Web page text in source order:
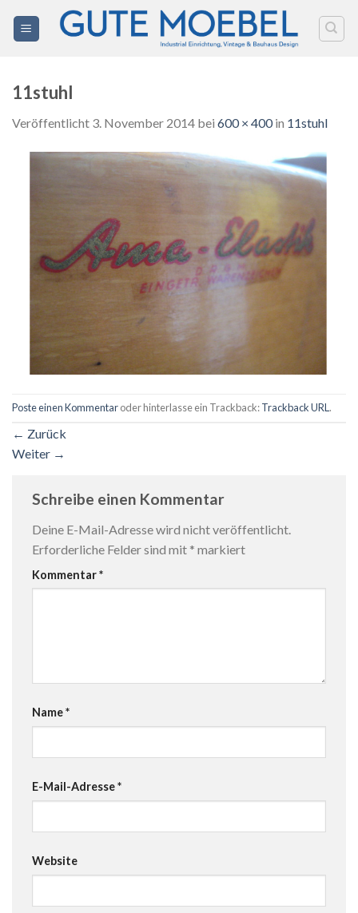
Inhalt
11stuhl
Veröffentlicht 3. November 2014 bei 600 × 400in 11stuhl
Poste einen Kommentaroder hinterlasse ein Trackback:Trackback URL.
← Zurück
Weiter →
Schreibe einen Kommentar
Deine E-Mail-Adresse wird nicht veröffentlicht.
Erforderliche Felder sind mit * markiert
Kommentar*
Name*
E-Mail-Adresse*
Website